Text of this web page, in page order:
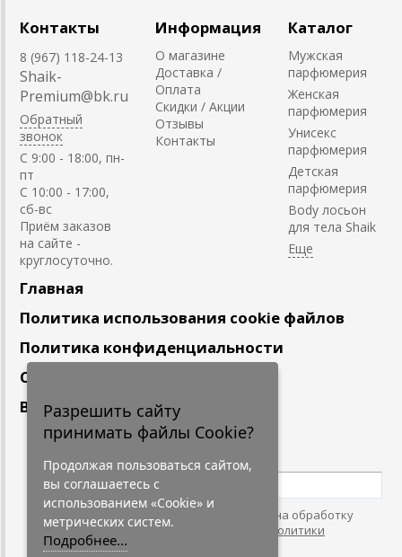
Контакты
8 (967) 118-24-13
Shaik-
Premium@bk.ru
Обратный
звонок
C 9:00 - 18:00, пн-
пт
С 10:00 - 17:00,
сб-вс
Приём заказов
на сайте -
круглосуточно.
Информация
О магазине
Доставка /
Оплата
Скидки / Акции
Отзывы
Контакты
Каталог
Мужская
парфюмерия
Женская
парфюмерия
Унисекс
парфюмерия
Детская
парфюмерия
Body лосьон
для тела Shaik
Главная
Политика использования cookie файлов
Политика конфиденциальности
Сотрудничество
Вакансии
Подпишитесь
Нажимая на кнопку, я даю согласие на обработку
персональных данных. С условиями
"Политики
Конфидециальности"
Разрешить сайту
принимать файлы Cookie?
Продолжая пользоваться сайтом,
вы соглашаетесь с
использованием «Cookie» и
метрических систем.
Подробнее...